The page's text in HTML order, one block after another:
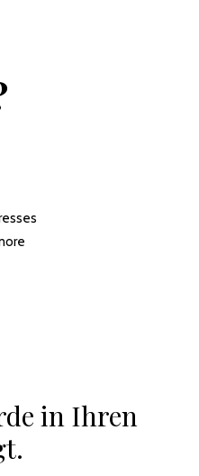
in Ihren